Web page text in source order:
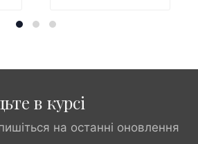
в курсі
на останні оновлення